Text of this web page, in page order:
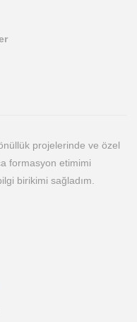
projelerinde ve özel
formasyon etimimi
birikimi sağladım.